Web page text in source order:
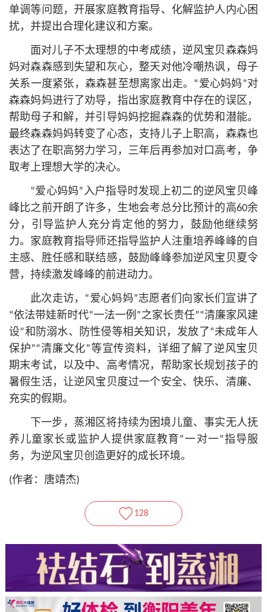
单调等问题，开展家庭教育指导、化解监护人内心困
扰，并提出合理化建议和方案。
面对儿子不太理想的中考成绩，逆风宝贝森森妈
妈对森森感到失望和灰心，整天对他冷嘲热讽，母子
关系一度紧张，森森甚至想离家出走。“爱心妈妈”对
森森妈妈进行了劝导，指出家庭教育中存在的误区，
帮助母子和解，并引导妈妈挖掘森森的优势和潜能。
最终森森妈妈转变了心态，支持儿子上职高，森森也
表达了在职高努力学习，三年后再参加对口高考，争
取考上理想大学的决心。
“爱心妈妈”入户指导时发现上初二的逆风宝贝峰
峰比之前开朗了许多，生地会考总分比预计的高60余
分，引导监护人充分肯定他的努力，鼓励他继续努
力。家庭教育指导师还指导监护人注重培养峰峰的自
主感、胜任感和联结感，鼓励峰峰参加逆风宝贝夏令
营，持续激发峰峰的前进动力。
此次走访，“爱心妈妈”志愿者们向家长们宣讲了
“依法带娃新时代“一法一例”之家长责任”“清廉家风建
设”和防溺水、防性侵等相关知识，发放了“未成年人
保护”“清廉文化”等宣传资料，详细了解了逆风宝贝
期末考试，以及中、高考情况，帮助家长规划孩子的
暑假生活，让逆风宝贝度过一个安全、快乐、清廉、
充实的假期。
下一步，蒸湘区将持续为困境儿童、事实无人抚
养儿童家长或监护人提供家庭教育“一对一”指导服
务，为逆风宝贝创造更好的成长环境。
(作者：唐靖杰)
128